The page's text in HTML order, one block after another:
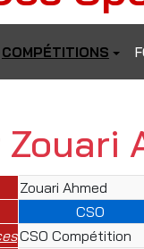
COMPÉTITIONS
Zouari
Zouari Ahmed
CSO
CSO Compétition